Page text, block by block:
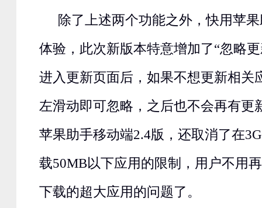
除了上述两个功能之外，快用苹
体验，此次新版本特意增加了“忽略
进入更新页面后，如果不想更新相关
左滑动即可忽略，之后也不会再有更
苹果助手移动端2.4版，还取消了在
载50MB以下应用的限制，用户不用
下载的超大应用的问题了。